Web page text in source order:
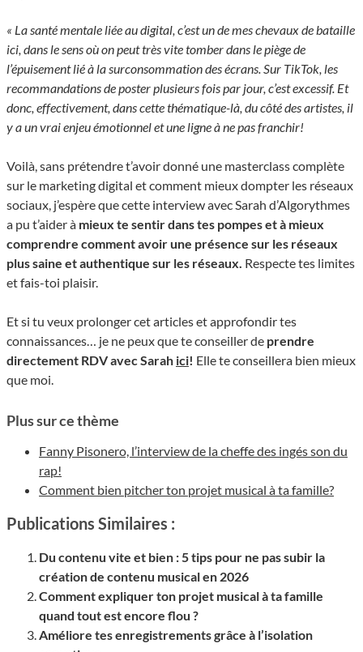
« La santé mentale liée au digital, c’est un de mes chevaux de bataille
ici, dans le sens où on peut très vite tomber dans le piège de
l’épuisement lié à la surconsommation des écrans. Sur TikTok, les
recommandations de poster plusieurs fois par jour, c’est excessif. Et
donc, effectivement, dans cette thématique-là, du côté des artistes, il
y a un vrai enjeu émotionnel et une ligne à ne pas franchir!
Voilà, sans prétendre t’avoir donné une masterclass complète
sur le marketing digital et comment mieux dompter les réseaux
sociaux, j’espère que cette interview avec Sarah d’Algorythmes
a pu t’aider à mieux te sentir dans tes pompes et à mieux
comprendre comment avoir une présence sur les réseaux
plus saine et authentique sur les réseaux. Respecte tes limites
et fais-toi plaisir.
Et si tu veux prolonger cet articles et approfondir tes
connaissances… je ne peux que te conseiller de prendre
directement RDV avec Sarah ici! Elle te conseillera bien mieux
que moi.
Plus sur ce thème
Fanny Pisonero, l’interview de la cheffe des ingés son du
rap!
Comment bien pitcher ton projet musical à ta famille?
Publications Similaires :
Du contenu vite et bien : 5 tips pour ne pas subir la
création de contenu musical en 2026
Comment expliquer ton projet musical à ta famille
quand tout est encore flou ?
Améliore tes enregistrements grâce à l’isolation